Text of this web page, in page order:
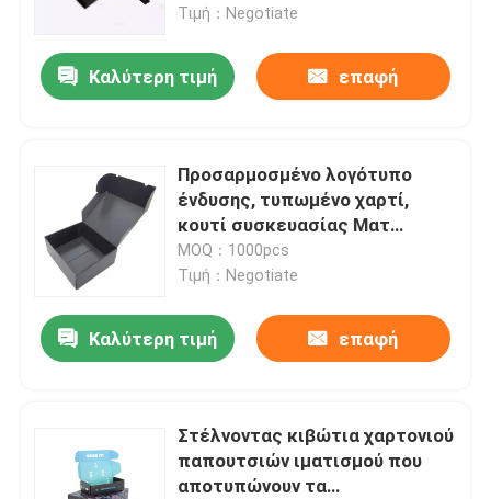
Τιμή：Negotiate
Καλύτερη τιμή επαφή
Προσαρμοσμένο λογότυπο
ένδυσης, τυπωμένο χαρτί,
κουτί συσκευασίας Ματ
πλαστικοποίηση
MOQ：1000pcs
Τιμή：Negotiate
Καλύτερη τιμή επαφή
Στέλνοντας κιβώτια χαρτονιού
παπουτσιών ιματισμού που
αποτυπώνουν τα